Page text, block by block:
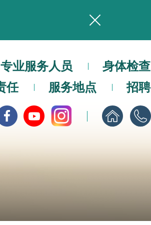
业服务人员
身体检查
任
服务地点 招聘